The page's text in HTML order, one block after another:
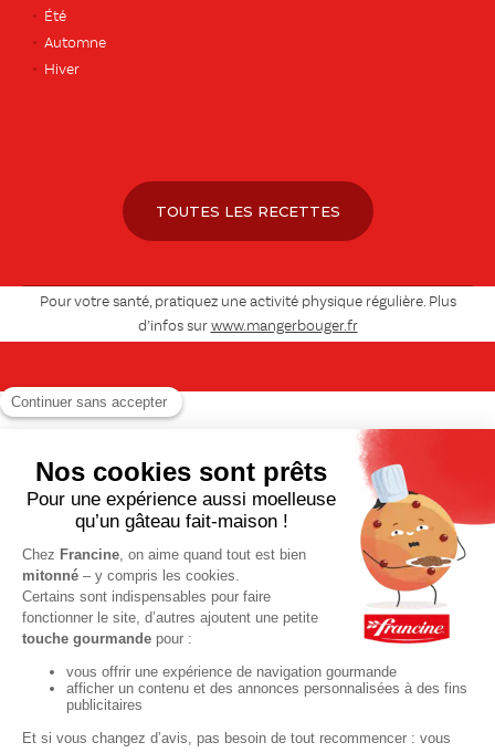
Été
Automne
Hiver
TOUTES LES RECETTES
Pour votre santé, pratiquez une activité physique régulière. Plus
d’infos sur www.mangerbouger.fr